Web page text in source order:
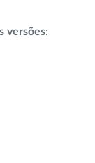
versões: